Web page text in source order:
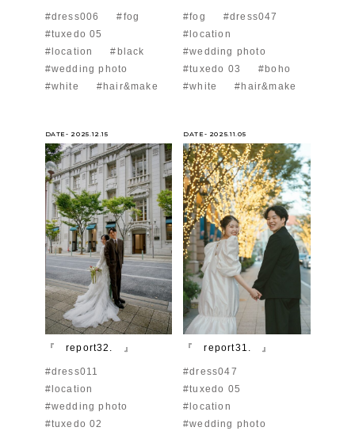
#dress006
#fog
#tuxedo 05
#location
#black
#wedding photo
#white
#hair&make
#fog
#dress047
#location
#wedding photo
#tuxedo 03
#boho
#white
#hair&make
DATE- 2025.12.15
『 report32. 』
#dress011
#location
#wedding photo
#tuxedo 02
DATE- 2025.11.05
『 report31. 』
#dress047
#tuxedo 05
#location
#wedding photo